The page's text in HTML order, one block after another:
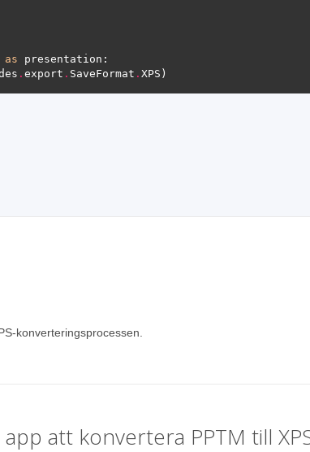
as
. export . SaveFormat .
konverteringsprocessen.
att konvertera PPTM till